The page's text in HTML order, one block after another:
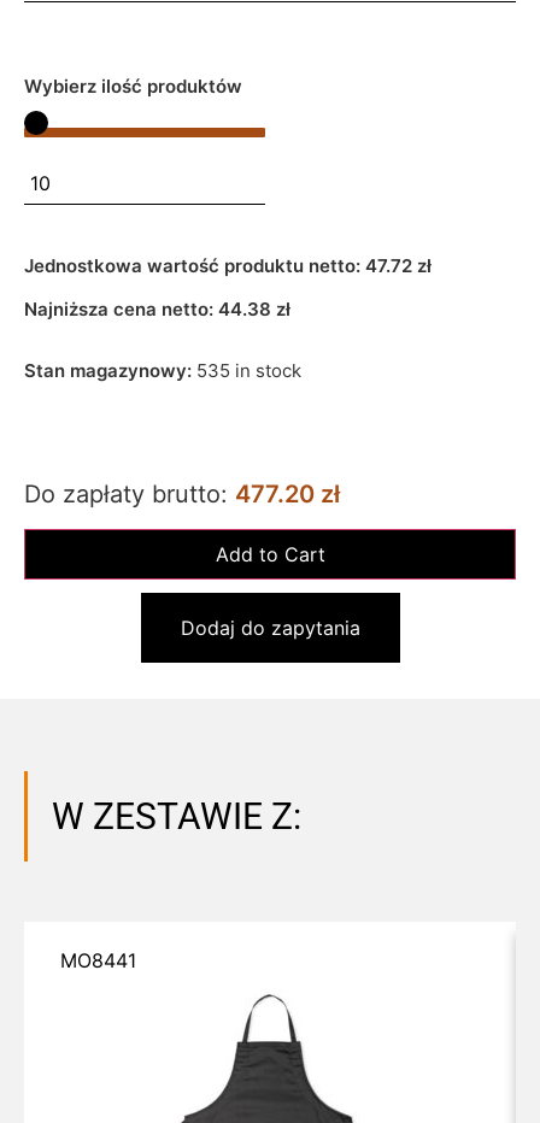
Wybierz ilość produktów
Jednostkowa wartość produktu netto: 47.72 zł
Najniższa cena netto: 44.38 zł
Stan magazynowy: 535 in stock
Do zapłaty brutto: 477.20 zł
Dodaj do zapytania
W ZESTAWIE Z:
MO8441